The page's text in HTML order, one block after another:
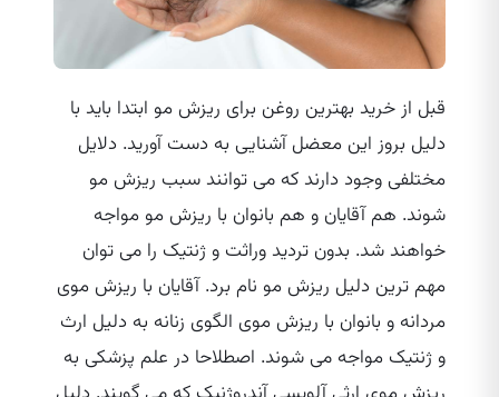
قبل از خرید بهترین روغن برای ریزش مو ابتدا باید با
دلیل بروز این معضل آشنایی به دست آورید. دلایل
مختلفی وجود دارند که می‌ توانند سبب ریزش مو
شوند. هم آقایان و هم بانوان با ریزش مو مواجه
خواهند شد. بدون تردید وراثت و ژنتیک را می‌ توان
مهم‌ ترین دلیل ریزش مو نام برد. آقایان با ریزش موی
مردانه و بانوان با ریزش موی الگوی زنانه به دلیل ارث
و ژنتیک مواجه می‌ شوند. اصطلاحا در علم پزشکی به